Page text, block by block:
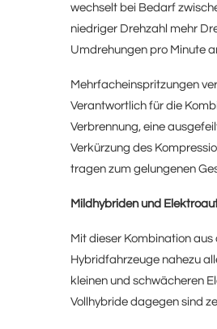
wechselt bei Bedarf
niedriger Drehzahl mehr
Umdrehungen pro Minute
Mehrfacheinspritzungen
Verantwortlich für die
Verbrennung, eine
Verkürzung des
tragen zum gelungenen
Mildhybriden und
Mit dieser Kombination
Hybridfahrzeuge nahezu
kleinen und schwächeren
Vollhybride dagegen sind